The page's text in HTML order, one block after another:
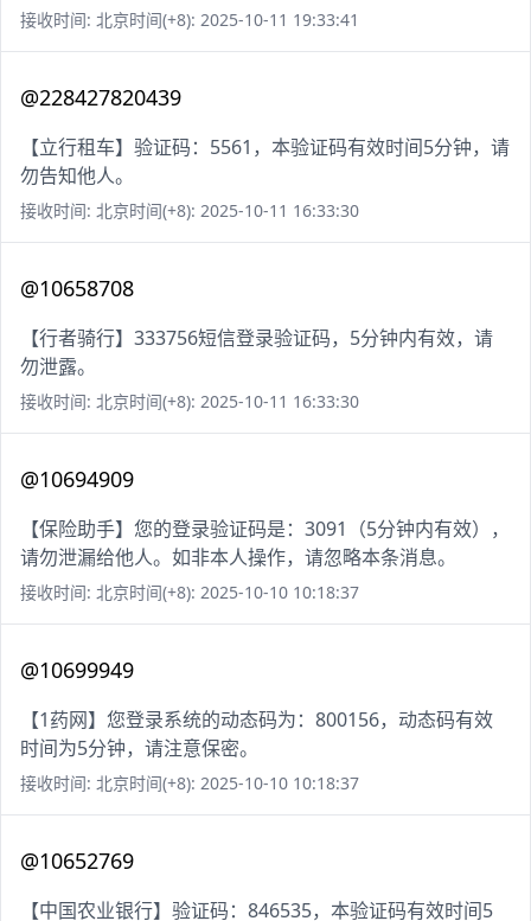
接收时间: 北京时间(+8): 2025-10-11 19:33:41
@228427820439
【立行租车】验证码：5561，本验证码有效时间5分钟，请
勿告知他人。
接收时间: 北京时间(+8): 2025-10-11 16:33:30
@10658708
【行者骑行】333756短信登录验证码，5分钟内有效，请
勿泄露。
接收时间: 北京时间(+8): 2025-10-11 16:33:30
@10694909
【保险助手】您的登录验证码是：3091（5分钟内有效），
请勿泄漏给他人。如非本人操作，请忽略本条消息。
接收时间: 北京时间(+8): 2025-10-10 10:18:37
@10699949
【1药网】您登录系统的动态码为：800156，动态码有效
时间为5分钟，请注意保密。
接收时间: 北京时间(+8): 2025-10-10 10:18:37
@10652769
【中国农业银行】验证码：846535，本验证码有效时间5